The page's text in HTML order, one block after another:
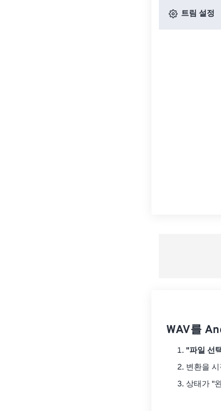
트림 설정
WAV를
"파일 선
변환을
상태가 "